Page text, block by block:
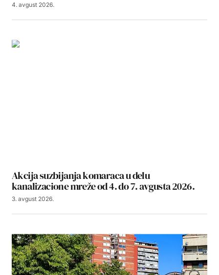
4. avgust 2026.
Akcija suzbijanja komaraca u delu
kanalizacione mreže od 4. do 7. avgusta 2026.
3. avgust 2026.